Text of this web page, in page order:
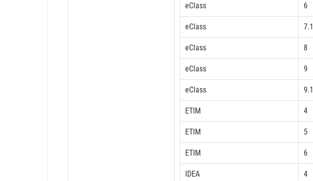
eClass 6
eClass 7.1
eClass 8
eClass 9
eClass 9.1
ETIM 4
ETIM 5
ETIM 6
IDEA 4